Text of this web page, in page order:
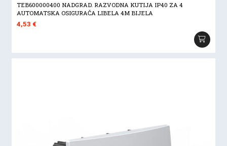
TEB600000400 NADGRAD. RAZVODNA KUTIJA IP40 ZA 4
AUTOMATSKA OSIGURAČA LIBELA 4M BIJELA
4,53€